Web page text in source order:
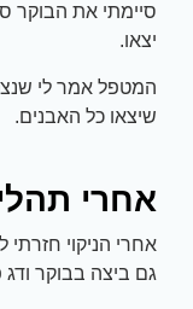
סיימתי את הבוקר
יצאו.
המטפל אמר לי
שיצאו כל האבנים.
אחרי
אחרי הניקוי
גם ביצה בבוקר